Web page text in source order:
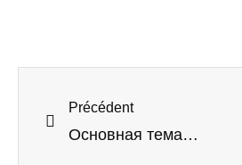
Précédent
Основная тема: Налогообложение в Черногории